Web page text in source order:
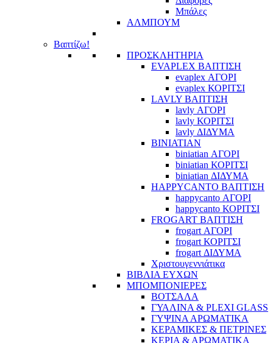
Μπάλες
ΑΛΜΠΟΥΜ
Βαπτίζω!
ΠΡΟΣΚΛΗΤΗΡΙΑ
EVAPLEX ΒΑΠΤΙΣΗ
evaplex ΑΓΟΡΙ
evaplex ΚΟΡΙΤΣΙ
LAVLY ΒΑΠΤΙΣΗ
lavly ΑΓΟΡΙ
lavly ΚΟΡΙΤΣΙ
lavly ΔΙΔΥΜΑ
BINIATIAN
biniatian ΑΓΟΡΙ
biniatian ΚΟΡΙΤΣΙ
biniatian ΔΙΔΥΜΑ
HAPPYCANTO ΒΑΠΤΙΣΗ
happycanto ΑΓΟΡΙ
happycanto ΚΟΡΙΤΣΙ
FROGART ΒΑΠΤΙΣΗ
frogart ΑΓΟΡΙ
frogart ΚΟΡΙΤΣΙ
frogart ΔΙΔΥΜΑ
Χριστουγεννιάτικα
ΒΙΒΛΙΑ ΕΥΧΩΝ
ΜΠΟΜΠΟΝΙΕΡΕΣ
ΒΟΤΣΑΛΑ
ΓΥΑΛΙΝΑ & PLEXI GLASS
ΓΥΨΙΝΑ ΑΡΩΜΑΤΙΚΑ
ΚΕΡΑΜΙΚΕΣ & ΠΕΤΡΙΝΕΣ
ΚΕΡΙΑ & ΑΡΩΜΑΤΙΚΑ